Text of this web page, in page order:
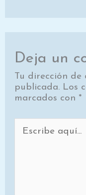
Deja un
Tu dirección
publicada. Los
marcados con *
aquí...